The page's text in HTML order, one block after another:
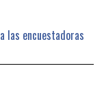
las encuestadoras